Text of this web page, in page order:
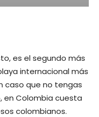
es el segundo más
internacional más
caso que no tengas
en Colombia cuesta
colombianos.